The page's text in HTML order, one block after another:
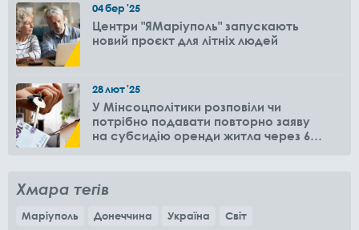
04бер'25
Центри "ЯМаріуполь" запускають
новий проєкт для літніх людей
28лют'25
У Мінсоцполітики розповіли чи
потрібно подавати повторно заяву
на субсидію оренди житла через 6
Хмара тегів
Маріуполь Донеччина Україна
Світ